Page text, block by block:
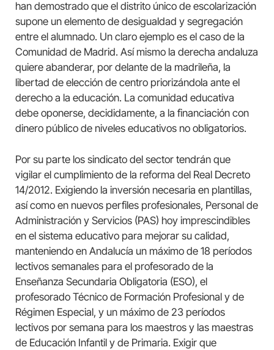
han demostrado que el distrito único de escolarización
supone un elemento de desigualdad y segregación
entre el alumnado. Un claro ejemplo es el caso de la
Comunidad de Madrid. Así mismo la derecha andaluza
quiere abanderar, por delante de la madrileña, la
libertad de elección de centro priorizándola ante el
derecho a la educación. La comunidad educativa
debe oponerse, decididamente, a la financiación con
dinero público de niveles educativos no obligatorios.
Por su parte los sindicato del sector tendrán que
vigilar el cumplimiento de la reforma del Real Decreto
14/2012. Exigiendo la inversión necesaria en plantillas,
así como en nuevos perfiles profesionales, Personal de
Administración y Servicios (PAS) hoy imprescindibles
en el sistema educativo para mejorar su calidad,
manteniendo en Andalucía un máximo de 18 períodos
lectivos semanales para el profesorado de la
Enseñanza Secundaria Obligatoria (ESO), el
profesorado Técnico de Formación Profesional y de
Régimen Especial, y un máximo de 23 períodos
lectivos por semana para los maestros y las maestras
de Educación Infantil y de Primaria. Exigir que